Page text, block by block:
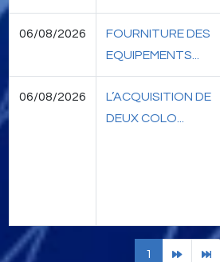
06/08/2026
FOURNITURE DES
EQUIPEMENTS...
06/08/2026
L’ACQUISITION DE
DEUX COLO...
1